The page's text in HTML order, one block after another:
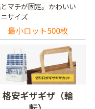
マチが固定。かわいい
サイズ
最小ロット500枚
格安ギザギザ（輪